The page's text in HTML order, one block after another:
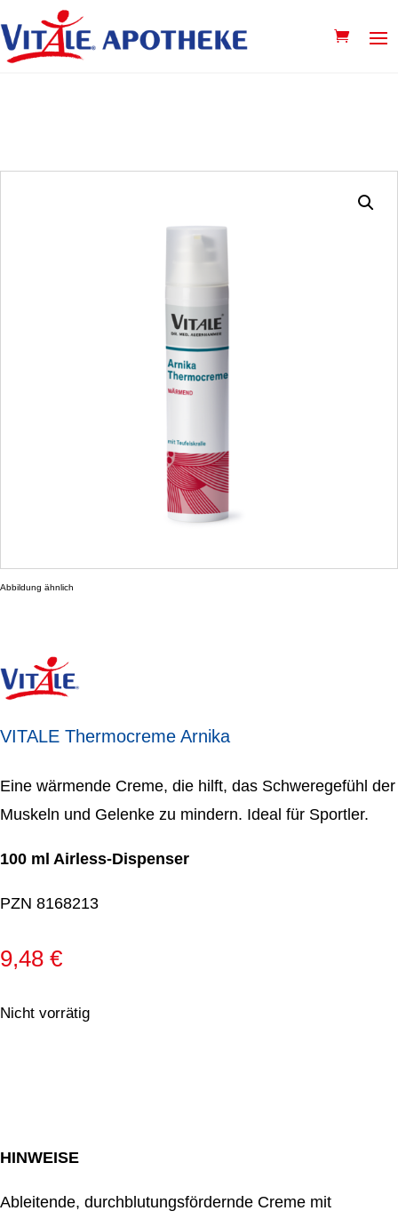
Abbildung ähnlich
VITALE Thermocreme Arnika
​Eine wärmende Creme, die hilft, das Schweregefühl der
Muskeln und Gelenke zu mindern. Ideal für Sportler.
100 ml Airless-Dispenser
PZN 8168213
9,48 €
Nicht vorrätig
HINWEISE
​Ableitende, durchblutungsfördernde Creme mit